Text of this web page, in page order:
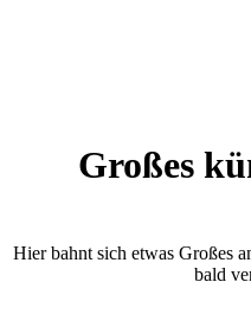
Großes
Hier bahnt sich etwas Großes
bald